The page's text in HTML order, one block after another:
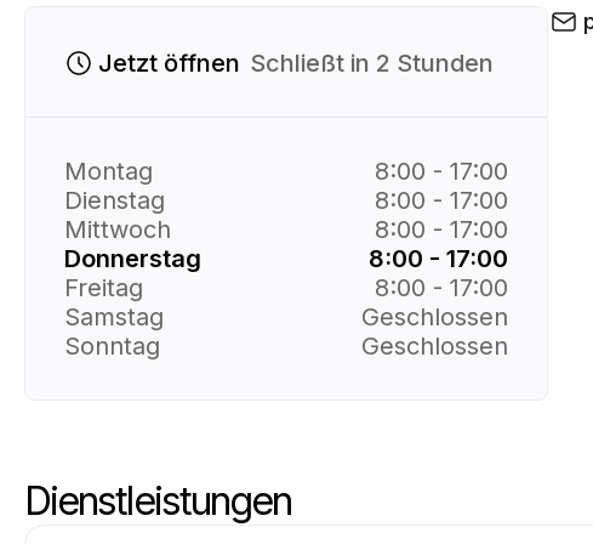
Jetzt öffnen Schließt in 2 Stunden
Montag
8:00 - 17:00
Dienstag
8:00 - 17:00
Mittwoch
8:00 - 17:00
Donnerstag
8:00 - 17:00
Freitag
8:00 - 17:00
Samstag
Geschlossen
Sonntag
Geschlossen
Dienstleistungen